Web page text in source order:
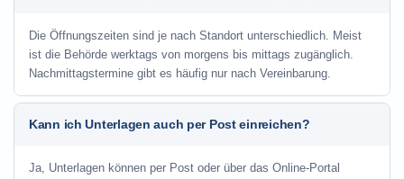
Die Öffnungszeiten sind je nach Standort unterschiedlich. Meist
ist die Behörde werktags von morgens bis mittags zugänglich.
Nachmittagstermine gibt es häufig nur nach Vereinbarung.
Kann ich Unterlagen auch per Post einreichen?
Ja, Unterlagen können per Post oder über das Online-Portal